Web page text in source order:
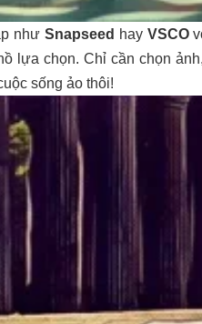
như Snapseed hay VSCO
lựa chọn. Chỉ cần chọn
sống ảo thôi!